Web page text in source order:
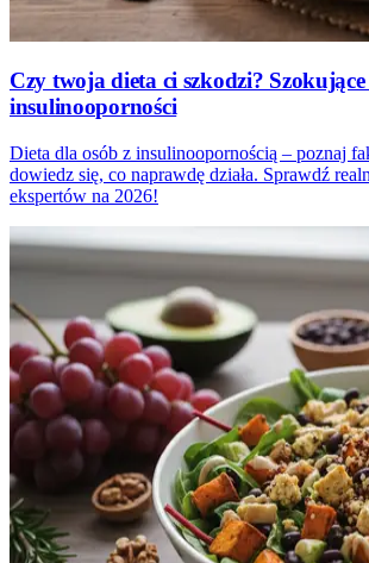
Czy twoja dieta ci szkodzi?
insulinooporności
Dieta dla osób z insulinoopornością – poznaj
dowiedz się, co naprawdę działa. Sprawdź
ekspertów na 2026!